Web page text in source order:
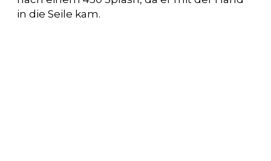
in die Seile kam.